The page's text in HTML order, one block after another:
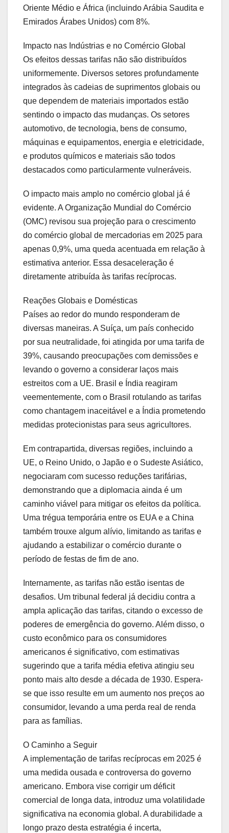
Oriente Médio e África (incluindo Arábia Saudita e
Emirados Árabes Unidos) com 8%.
Impacto nas Indústrias e no Comércio Global
Os efeitos dessas tarifas não são distribuídos
uniformemente. Diversos setores profundamente
integrados às cadeias de suprimentos globais ou
que dependem de materiais importados estão
sentindo o impacto das mudanças. Os setores
automotivo, de tecnologia, bens de consumo,
máquinas e equipamentos, energia e eletricidade,
e produtos químicos e materiais são todos
destacados como particularmente vulneráveis.
O impacto mais amplo no comércio global já é
evidente. A Organização Mundial do Comércio
(OMC) revisou sua projeção para o crescimento
do comércio global de mercadorias em 2025 para
apenas 0,9%, uma queda acentuada em relação à
estimativa anterior. Essa desaceleração é
diretamente atribuída às tarifas recíprocas.
Reações Globais e Domésticas
Países ao redor do mundo responderam de
diversas maneiras. A Suíça, um país conhecido
por sua neutralidade, foi atingida por uma tarifa de
39%, causando preocupações com demissões e
levando o governo a considerar laços mais
estreitos com a UE. Brasil e Índia reagiram
veementemente, com o Brasil rotulando as tarifas
como chantagem inaceitável e a Índia prometendo
medidas protecionistas para seus agricultores.
Em contrapartida, diversas regiões, incluindo a
UE, o Reino Unido, o Japão e o Sudeste Asiático,
negociaram com sucesso reduções tarifárias,
demonstrando que a diplomacia ainda é um
caminho viável para mitigar os efeitos da política.
Uma trégua temporária entre os EUA e a China
também trouxe algum alívio, limitando as tarifas e
ajudando a estabilizar o comércio durante o
período de festas de fim de ano.
Internamente, as tarifas não estão isentas de
desafios. Um tribunal federal já decidiu contra a
ampla aplicação das tarifas, citando o excesso de
poderes de emergência do governo. Além disso, o
custo econômico para os consumidores
americanos é significativo, com estimativas
sugerindo que a tarifa média efetiva atingiu seu
ponto mais alto desde a década de 1930. Espera-
se que isso resulte em um aumento nos preços ao
consumidor, levando a uma perda real de renda
para as famílias.
O Caminho a Seguir
A implementação de tarifas recíprocas em 2025 é
uma medida ousada e controversa do governo
americano. Embora vise corrigir um déficit
comercial de longa data, introduz uma volatilidade
significativa na economia global. A durabilidade a
longo prazo desta estratégia é incerta,